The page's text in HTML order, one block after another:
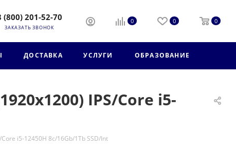
(800) 201-52-70
ЗАКАЗАТЬ ЗВОНОК
0 0 0
ДОСТАВКА УСЛУГИ ОБРАЗОВАНИЕ
IPS/Core i5-
i5-12450H 8с/16Gb/1Tb SSD/Int